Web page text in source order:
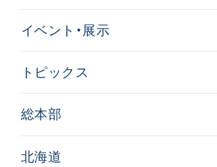
イベント・展示
トピックス
総本部
北海道